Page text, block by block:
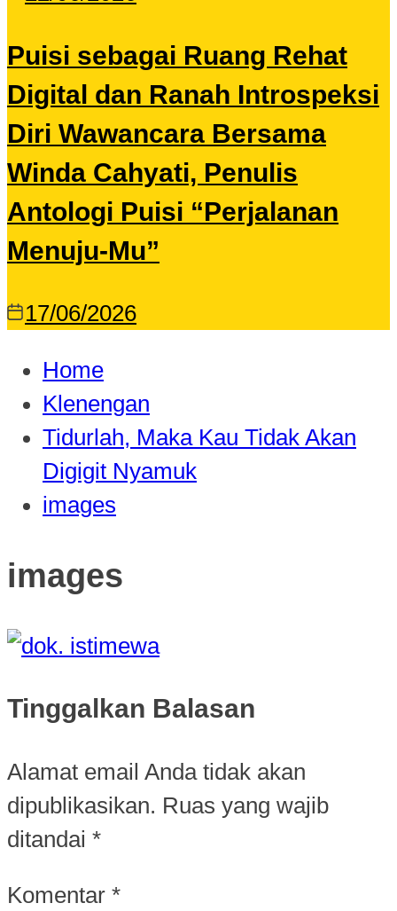
Puisi sebagai Ruang Rehat
Digital dan Ranah Introspeksi
Diri Wawancara Bersama
Winda Cahyati, Penulis
Antologi Puisi “Perjalanan
Menuju-Mu”
17/06/2026
Home
Klenengan
Tidurlah, Maka Kau Tidak Akan
Digigit Nyamuk
images
images
Tinggalkan Balasan
Alamat email Anda tidak akan
dipublikasikan. Ruas yang wajib
ditandai *
Komentar *